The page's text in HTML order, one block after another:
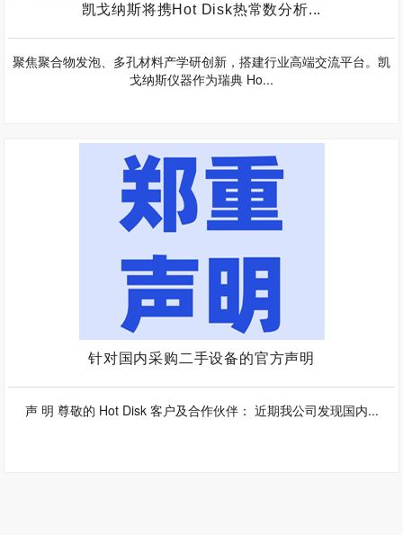
凯戈纳斯将携Hot Disk热常数分析...
聚焦聚合物发泡、多孔材料产学研创新，搭建行业高端交流平台。凯
戈纳斯仪器作为瑞典 Ho...
针对国内采购二手设备的官方声明
声 明 尊敬的 Hot Disk 客户及合作伙伴： 近期我公司发现国内...